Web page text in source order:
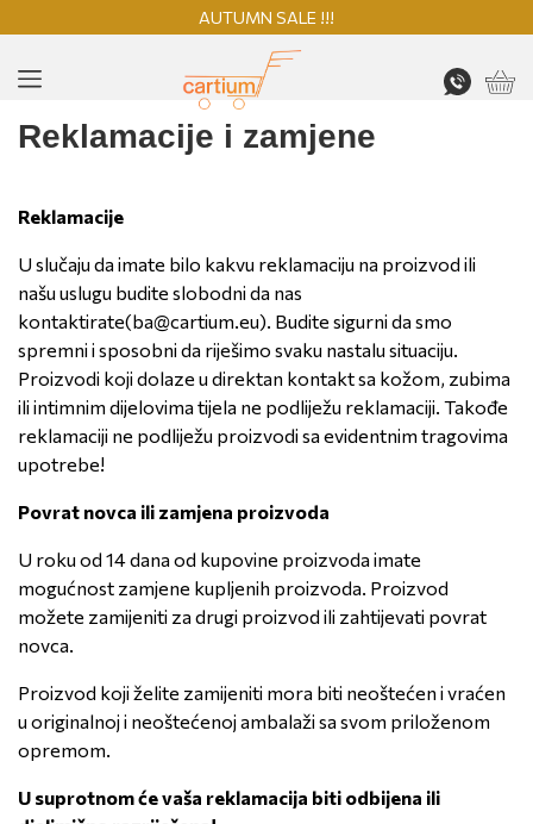
AUTUMN SALE !!!
Reklamacije i zamjene
Reklamacije
U slučaju da imate bilo kakvu reklamaciju na proizvod ili
našu uslugu budite slobodni da nas
kontaktirate(ba@cartium.eu). Budite sigurni da smo
spremni i sposobni da riješimo svaku nastalu situaciju.
Proizvodi koji dolaze u direktan kontakt sa kožom, zubima
ili intimnim dijelovima tijela ne podliježu reklamaciji. Takođe
reklamaciji ne podliježu proizvodi sa evidentnim tragovima
upotrebe!
Povrat novca ili zamjena proizvoda
U roku od 14 dana od kupovine proizvoda imate
mogućnost zamjene kupljenih proizvoda. Proizvod
možete zamijeniti za drugi proizvod ili zahtijevati povrat
novca.
Proizvod koji želite zamijeniti mora biti neoštećen i vraćen
u originalnoj i neoštećenoj ambalaži sa svom priloženom
opremom.
U suprotnom će vaša reklamacija biti odbijena ili